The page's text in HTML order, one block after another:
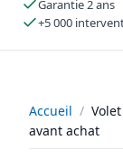
Garantie 2 ans
+5 000
Accueil /
avant achat